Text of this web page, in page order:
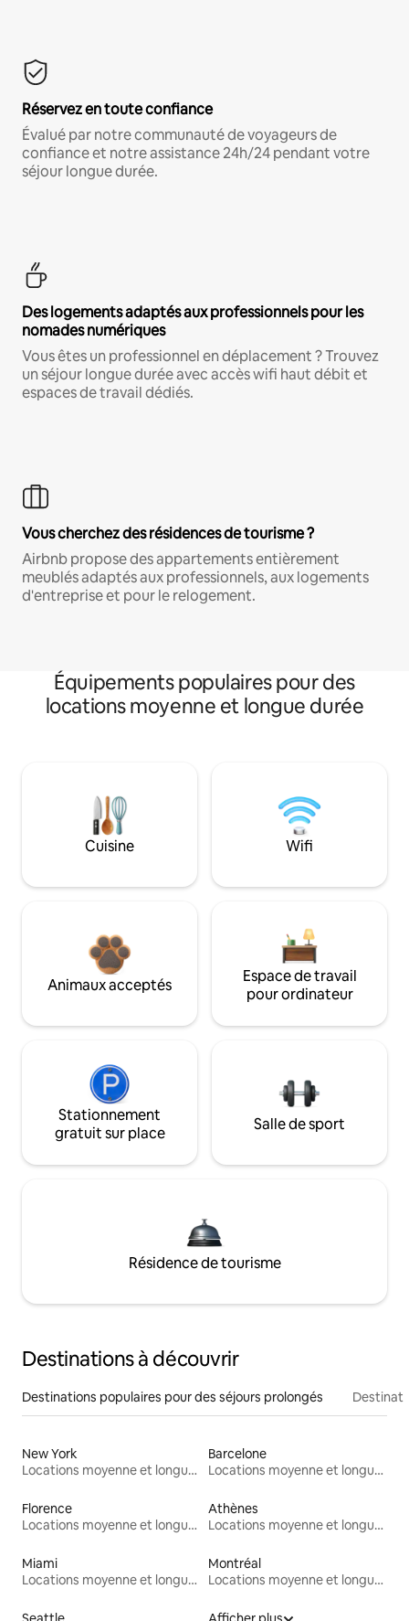
Réservez en toute confiance
Évalué par notre communauté de voyageurs de
confiance et notre assistance 24h/24 pendant votre
séjour longue durée.
Des logements adaptés aux professionnels pour les
nomades numériques
Vous êtes un professionnel en déplacement ? Trouvez
un séjour longue durée avec accès wifi haut débit et
espaces de travail dédiés.
Vous cherchez des résidences de tourisme ?
Airbnb propose des appartements entièrement
meublés adaptés aux professionnels, aux logements
d'entreprise et pour le relogement.
Équipements populaires pour des
locations moyenne et longue durée
Cuisine Wifi
Animaux acceptés
Espace de travail
pour ordinateur
Stationnement
gratuit sur place
Salle de sport
Résidence de tourisme
Destinations à découvrir
Destinations populaires pour des séjours prolongés
New York
Locations moyenne et longue durée
Barcelone
Locations moyenne et longue durée
Florence
Locations moyenne et longue durée
Athènes
Locations moyenne et longue durée
Miami
Locations moyenne et longue durée
Montréal
Locations moyenne et longue durée